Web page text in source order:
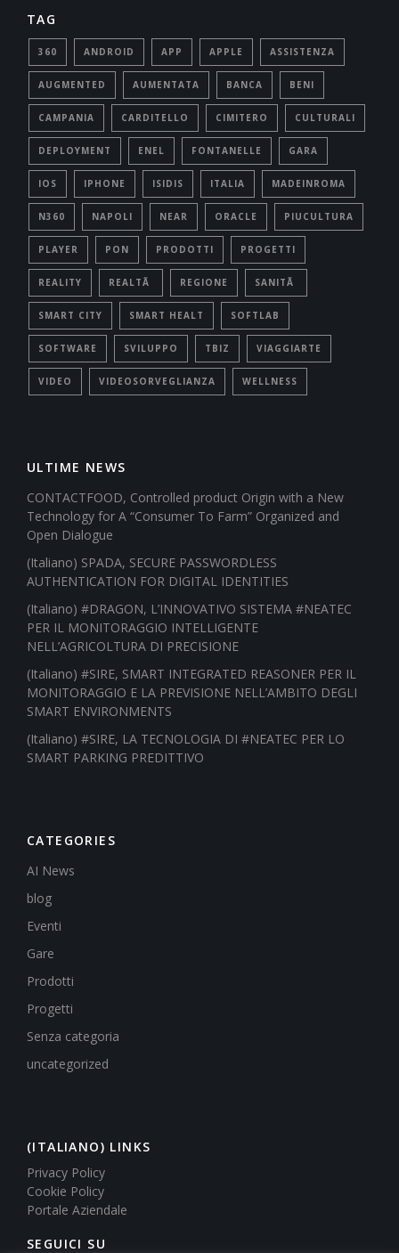
TAG
360 ANDROID APP APPLE ASSISTENZA
AUGMENTED AUMENTATA BANCA BENI
CAMPANIA CARDITELLO CIMITERO CULTURALI
DEPLOYMENT ENEL FONTANELLE GARA
IOS IPHONE ISIDIS ITALIA MADEINROMA
N360 NAPOLI NEAR ORACLE PIUCULTURA
PLAYER PON PRODOTTI PROGETTI
REALITY REALTÃ REGIONE SANITÃ
SMART CITY SMART HEALT SOFTLAB
SOFTWARE SVILUPPO TBIZ VIAGGIARTE
VIDEO VIDEOSORVEGLIANZA WELLNESS
ULTIME NEWS
CONTACTFOOD, Controlled product Origin with a New
Technology for A “Consumer To Farm” Organized and
Open Dialogue
(Italiano) SPADA, SECURE PASSWORDLESS
AUTHENTICATION FOR DIGITAL IDENTITIES
(Italiano) #DRAGON, L’INNOVATIVO SISTEMA #NEATEC
PER IL MONITORAGGIO INTELLIGENTE
NELL’AGRICOLTURA DI PRECISIONE
(Italiano) #SIRE, SMART INTEGRATED REASONER PER IL
MONITORAGGIO E LA PREVISIONE NELL’AMBITO DEGLI
SMART ENVIRONMENTS
(Italiano) #SIRE, LA TECNOLOGIA DI #NEATEC PER LO
SMART PARKING PREDITTIVO
CATEGORIES
AI News
blog
Eventi
Gare
Prodotti
Progetti
Senza categoria
uncategorized
(ITALIANO) LINKS
Privacy Policy
Cookie Policy
Portale Aziendale
SEGUICI SU